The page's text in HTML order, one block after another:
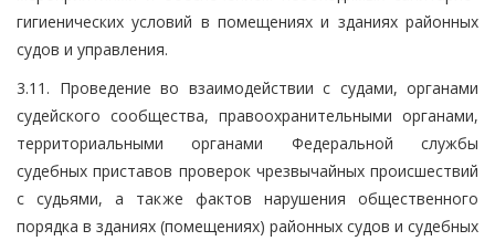
гигиенических условий в помещениях и зданиях районных
судов и управления.
3.11. Проведение во взаимодействии с судами, органами
судейского сообщества, правоохранительными органами,
территориальными органами Федеральной службы
судебных приставов проверок чрезвычайных происшествий
с судьями, а также фактов нарушения общественного
порядка в зданиях (помещениях) районных судов и судебных